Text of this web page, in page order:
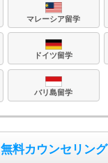
マレーシア留学
ドイツ留学
バリ島留学
無料カウンセリング